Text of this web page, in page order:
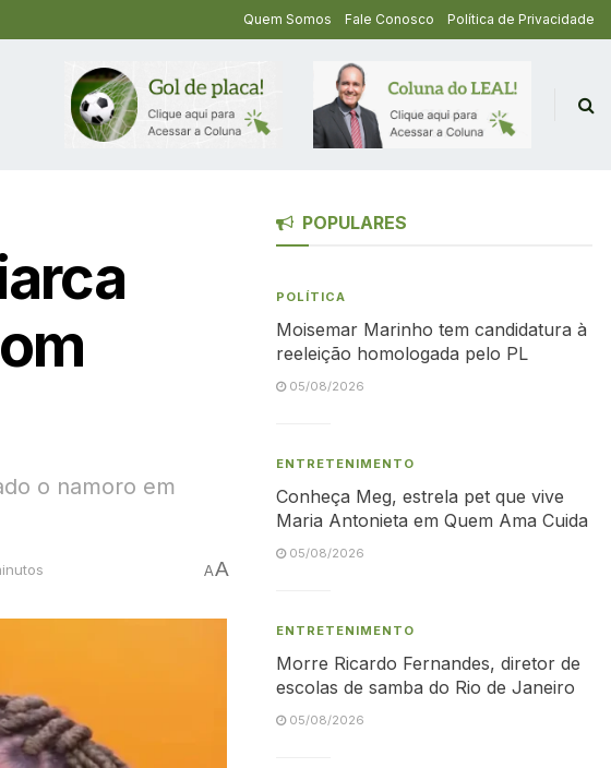
Quem Somos Fale Conosco Política de Privacidade
o namoro em
AA
POPULARES
POLÍTICA
Moisemar Marinho tem candidatura à
reeleição homologada pelo PL
05/08/2026
ENTRETENIMENTO
Conheça Meg, estrela pet que vive
Maria Antonieta em Quem Ama Cuida
05/08/2026
ENTRETENIMENTO
Morre Ricardo Fernandes, diretor de
escolas de samba do Rio de Janeiro
05/08/2026